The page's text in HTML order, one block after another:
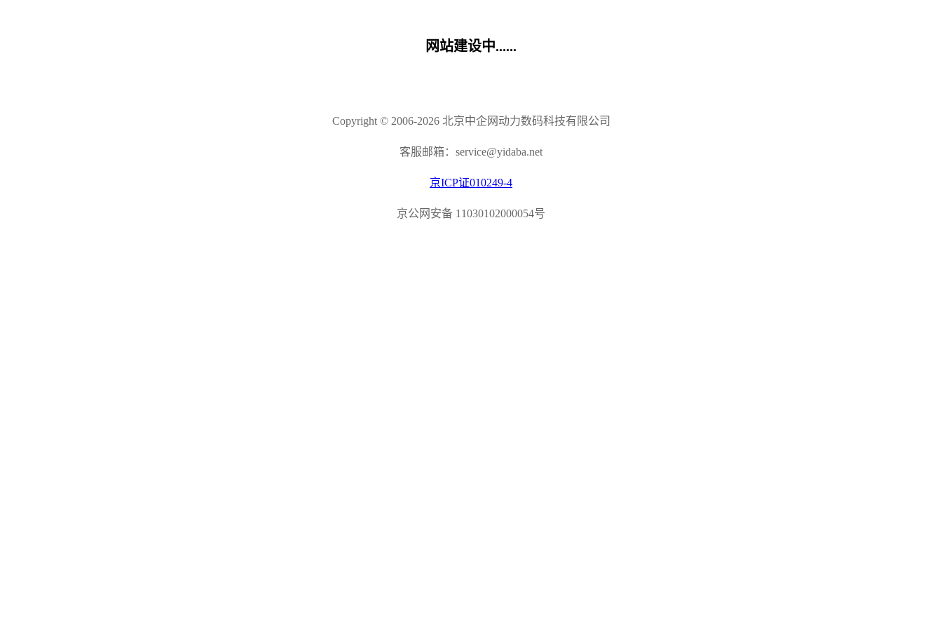
网站建设中......
Copyright © 2006-2026 北京中企网动力数码科技有限公司
客服邮箱：service@yidaba.net
京ICP证010249-4
京公网安备 11030102000054号